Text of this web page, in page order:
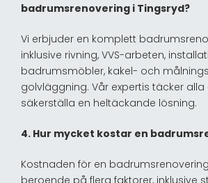
badrumsrenovering i Tingsryd?
Vi erbjuder en komplett
inklusive rivning, VVS-arbeten,
badrumsmöbler, kakel- och
golvläggning. Vår expertis täcker
säkerställa en heltäckande lösning.
4. Hur mycket kostar en
Kostnaden för en
beroende på flera faktorer, inklusive